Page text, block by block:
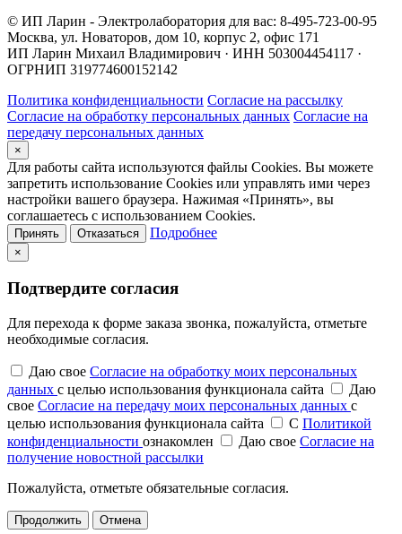
© ИП Ларин - Электролаборатория для вас: 8-495-723-00-95
Москва, ул. Новаторов, дом 10, корпус 2, офис 171
ИП Ларин Михаил Владимирович · ИНН 503004454117 ·
ОГРНИП 319774600152142
Политика конфиденциальности Согласие на рассылку
Согласие на обработку персональных данных Согласие на
передачу персональных данных
×
Для работы сайта используются файлы Cookies. Вы можете
запретить использование Cookies или управлять ими через
настройки вашего браузера. Нажимая «Принять», вы
соглашаетесь с использованием Cookies.
Принять Отказаться Подробнее
×
Подтвердите согласия
Для перехода к форме заказа звонка, пожалуйста, отметьте
необходимые согласия.
Даю свое Согласие на обработку моих персональных
данных с целью использования функционала сайта
Даю
свое Согласие на передачу моих персональных данных с
целью использования функционала сайта
С Политикой
конфиденциальности ознакомлен Даю свое Согласие на
получение новостной рассылки
Пожалуйста, отметьте обязательные согласия.
Продолжить Отмена